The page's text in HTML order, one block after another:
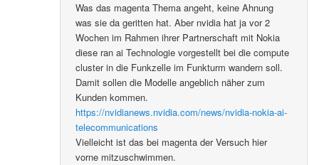
Was das magenta Thema angeht, keine Ahnung
was sie da geritten hat. Aber nvidia hat ja vor 2
Wochen im Rahmen ihrer Partnerschaft mit Nokia
diese ran ai Technologie vorgestellt bei die compute
cluster in die Funkzelle im Funkturm wandern soll.
Damit sollen die Modelle angeblich näher zum
Kunden kommen.
https://nvidianews.nvidia.com/news/nvidia-nokia-ai-
telecommunications
Vielleicht ist das bei magenta der Versuch hier
vorne mitzuschwimmen.